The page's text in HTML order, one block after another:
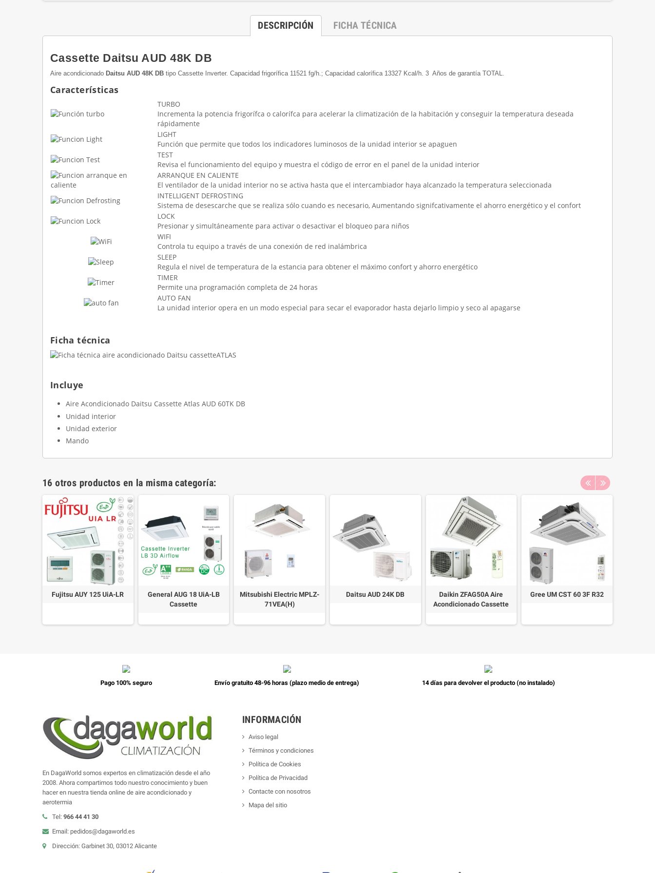
DESCRIPCIÓN FICHA TÉCNICA
Cassette Daitsu AUD 48K DB
Aire acondicionado Daitsu AUD 48K DB tipo Cassette Inverter. Capacidad frigorífica 11521 fg/h.; Capacidad calorífica 13327 Kcal/h. 3 Años de garantía TOTAL.
Características
TURBO
Incrementa la potencia frigorífca o calorífca para acelerar la climatización de la habitación y conseguir la temperatura deseada
rápidamente
LIGHT
Función que permite que todos los indicadores luminosos de la unidad interior se apaguen
TEST
Revisa el funcionamiento del equipo y muestra el código de error en el panel de la unidad interior
ARRANQUE EN CALIENTE
El ventilador de la unidad interior no se activa hasta que el intercambiador haya alcanzado la temperatura seleccionada
INTELLIGENT DEFROSTING
Sistema de desescarche que se realiza sólo cuando es necesario, Aumentando signifcativamente el ahorro energético y el confort
LOCK
Presionar y simultáneamente para activar o desactivar el bloqueo para niños
WIFI
Controla tu equipo a través de una conexión de red inalámbrica
SLEEP
Regula el nivel de temperatura de la estancia para obtener el máximo confort y ahorro energético
TIMER
Permite una programación completa de 24 horas
AUTO FAN
La unidad interior opera en un modo especial para secar el evaporador hasta dejarlo limpio y seco al apagarse
Ficha técnica
Incluye
Aire Acondicionado Daitsu Cassette Atlas AUD 60TK DB
Unidad interior
Unidad exterior
Mando
16 otros productos en la misma categoría:
Fujitsu AUY 125 UiA-LR
General AUG 18 UiA-LB
Cassette
Mitsubishi Electric MPLZ-
71VEA(H)
Daitsu AUD 24K DB
Daikin ZFAG50A Aire
Acondicionado Cassette
Gree UM CST 60 3F R32
Pago 100% seguro Envío gratuito 48-96 horas (plazo medio de entrega) 14 días para devolver el producto (no instalado)
En DagaWorld somos expertos en climatización desde el año
2008. Ahora compartimos todo nuestro conocimiento y buen
hacer en nuestra tienda online de aire acondicionado y
aerotermia
Tel: 966 44 41 30
Email: pedidos@dagaworld.es
Dirección: Garbinet 30, 03012 Alicante
INFORMACIÓN
Aviso legal
Términos y condiciones
Política de Cookies
Política de Privacidad
Contacte con nosotros
Mapa del sitio